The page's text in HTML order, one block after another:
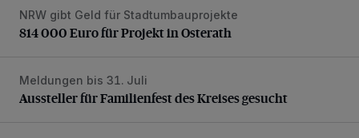
814 000 Euro für Projekt in Osterath
NRW gibt Geld für Stadtumbauprojekte
814 000 Euro für Projekt in Osterath
Aussteller für Familienfest des Kreises gesucht
Meldungen bis 31. Juli
Aussteller für Familienfest des Kreises gesucht